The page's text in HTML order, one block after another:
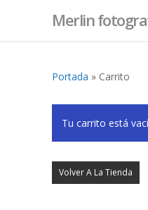
Merlin
Portada » Carrito
Tu carrito está
Volver A La Tienda